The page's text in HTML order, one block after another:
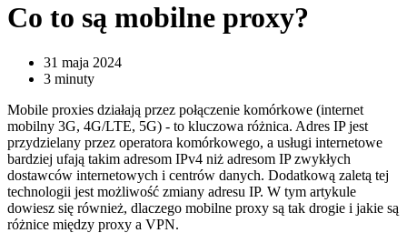
Co to są mobilne proxy?
31 maja 2024
3 minuty
Mobile proxies działają przez połączenie komórkowe (internet
mobilny 3G, 4G/LTE, 5G) - to kluczowa różnica. Adres IP jest
przydzielany przez operatora komórkowego, a usługi internetowe
bardziej ufają takim adresom IPv4 niż adresom IP zwykłych
dostawców internetowych i centrów danych. Dodatkową zaletą tej
technologii jest możliwość zmiany adresu IP. W tym artykule
dowiesz się również, dlaczego mobilne proxy są tak drogie i jakie są
różnice między proxy a VPN.